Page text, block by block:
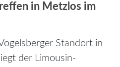
in Metzlos im
Standort in
der Limousin-